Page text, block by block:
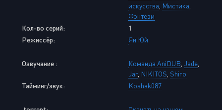
искусства Мистика
Фэнтези
Кол-во серий:
1
Режиссёр:
Ян Юй
Озвучание : Команда AniDUB Jade
Jar, NIKITOS Shiro
Тайминг/звук:
Koshak087